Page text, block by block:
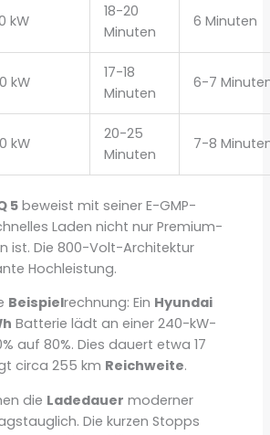
kW
18-20
Minuten
6 Minuten
kW
17-18
Minuten
6-7
kW
20-25
Minuten
7-8
5 beweist mit seiner E-GMP-
Laden nicht nur Premium-
ist. Die 800-Volt-Architektur
Hochleistung.
Beispielrechnung: Ein Hyundai
Batterie lädt an einer 240-kW-
auf 80%. Dies dauert etwa 17
circa 255 km Reichweite.
die Ladedauer moderner
Die kurzen Stopps